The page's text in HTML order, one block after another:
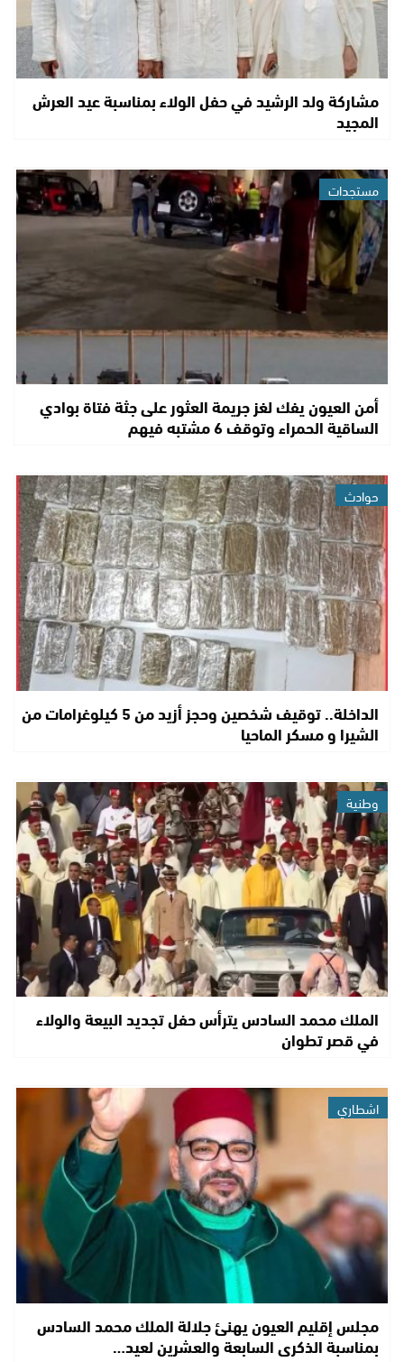
مشاركة ولد الرشيد في حفل الولاء بمناسبة عيد العرش
المجيد
مستجدات
أمن العيون يفك لغز جريمة العثور على جثة فتاة بوادي
الساقية الحمراء وتوقف 6 مشتبه فيهم
حوادث
الداخلة.. توقيف شخصين وحجز أزيد من 5 كيلوغرامات من
الشيرا و مسكر الماحيا
وطنية
الملك محمد السادس يترأس حفل تجديد البيعة والولاء
في قصر تطوان
اشطاري
مجلس إقليم العيون يهنئ جلالة الملك محمد السادس
بمناسبة الذكرى السابعة والعشرين لعيد…